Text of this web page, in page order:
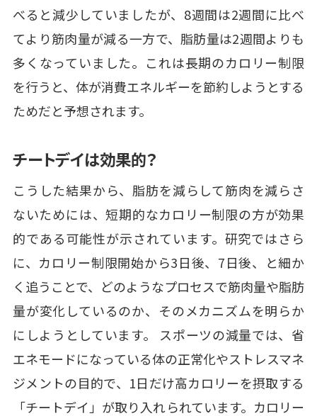
べると減少していましたが、8週間は2週間に比べ
てより筋肉量が減る一方で、脂肪量は2週間よりも
多くなっていました。これは長期のカロリー制限
を行うと、体が消費エネルギーを節約しようとする
ためだと予想されます。
チートデイは効果的？
こうした結果から、脂肪を減らして筋肉を減らさ
ないためには、短期的なカロリー制限の方が効果
的である可能性が示されています。研究ではさら
に、カロリー制限開始から3日後、7日後、と細か
く追うことで、どのようなプロセスで筋肉量や脂肪
量が変化しているのか、そのメカニズムを明らか
にしようとしています。 スポーツの減量では、省
エネモードになっている体の正常化やストレスマネ
ジメントの目的で、1日だけ高カロリーを摂取する
「チートデイ」が取り入れられています。カロリー